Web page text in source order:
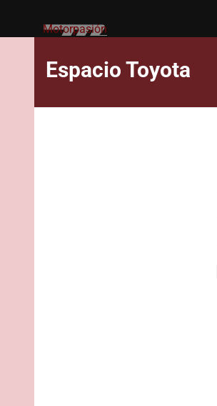
Motorpasión
Espacio Toyota